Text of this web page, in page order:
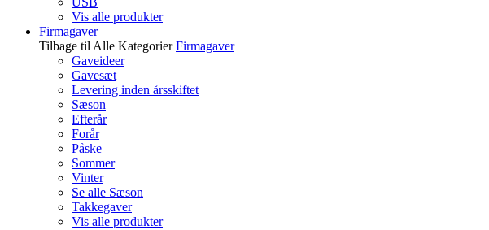
Vis alle produkter
Firmagaver
Tilbage til Alle Kategorier Firmagaver
Gaveideer
Gavesæt
Levering inden årsskiftet
Sæson
Efterår
Forår
Påske
Sommer
Vinter
Se alle Sæson
Takkegaver
Vis alle produkter